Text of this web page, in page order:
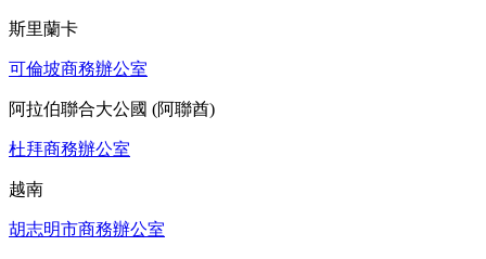
斯里蘭卡
可倫坡商務辦公室
阿拉伯聯合大公國 (阿聯酋)
杜拜商務辦公室
越南
胡志明市商務辦公室